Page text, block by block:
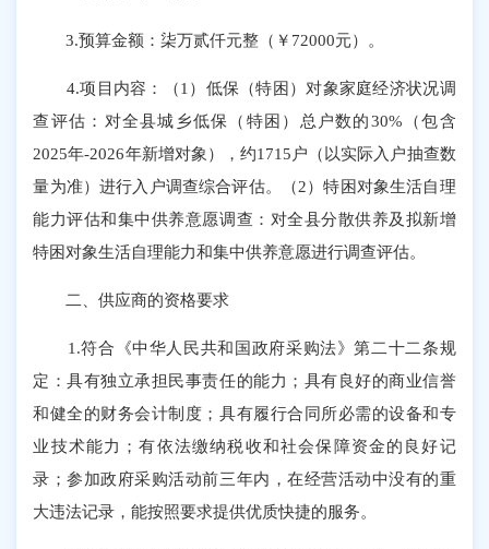
3.预算金额：柒万贰仟元整（￥72000元）。
4.项目内容：（1）低保（特困）对象家庭经济状况调
查评估：对全县城乡低保（特困）总户数的30%（包含
2025年-2026年新增对象），约1715户（以实际入户抽查数
量为准）进行入户调查综合评估。（2）特困对象生活自理
能力评估和集中供养意愿调查：对全县分散供养及拟新增
特困对象生活自理能力和集中供养意愿进行调查评估。
二、供应商的资格要求
1.符合《中华人民共和国政府采购法》第二十二条规
定：具有独立承担民事责任的能力；具有良好的商业信誉
和健全的财务会计制度；具有履行合同所必需的设备和专
业技术能力；有依法缴纳税收和社会保障资金的良好记
录；参加政府采购活动前三年内，在经营活动中没有的重
大违法记录，能按照要求提供优质快捷的服务。